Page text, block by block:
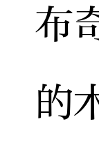
布
的